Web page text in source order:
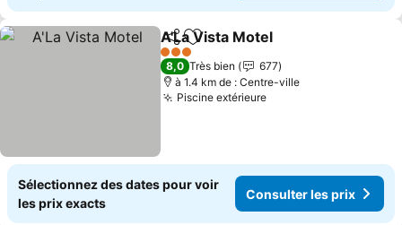
PartagerAjouter à mes favoris
A'La Vista Motel
3 Étoiles
8,0 Très bien
677
à 1.4 km de : Centre-ville
Piscine extérieureConsulter les prix
Sélectionnez des dates pour voir
les prix exacts
Consulter les prix